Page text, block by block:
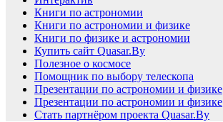
Книги по астрономии
Книги по астрономии и физике
Книги по физике и астрономии
Купить сайт Quasar.By
Полезное о космосе
Помощник по выбору телескопа
Презентации по астрономии и физике
Презентации по астрономии и физике
Стать партнёром проекта Quasar.By